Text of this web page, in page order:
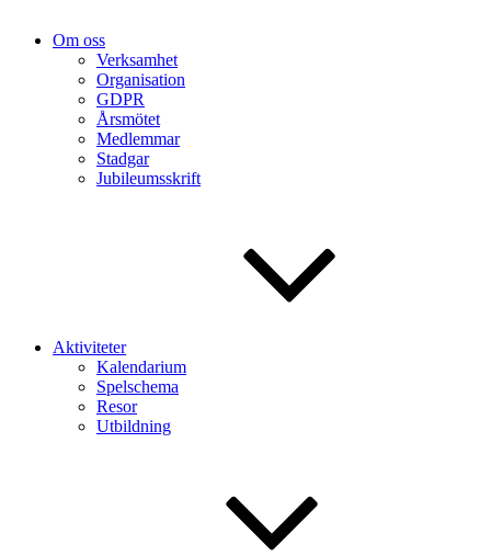
Om oss
Verksamhet
Organisation
GDPR
Årsmötet
Medlemmar
Stadgar
Jubileumsskrift
Aktiviteter
Kalendarium
Spelschema
Resor
Utbildning